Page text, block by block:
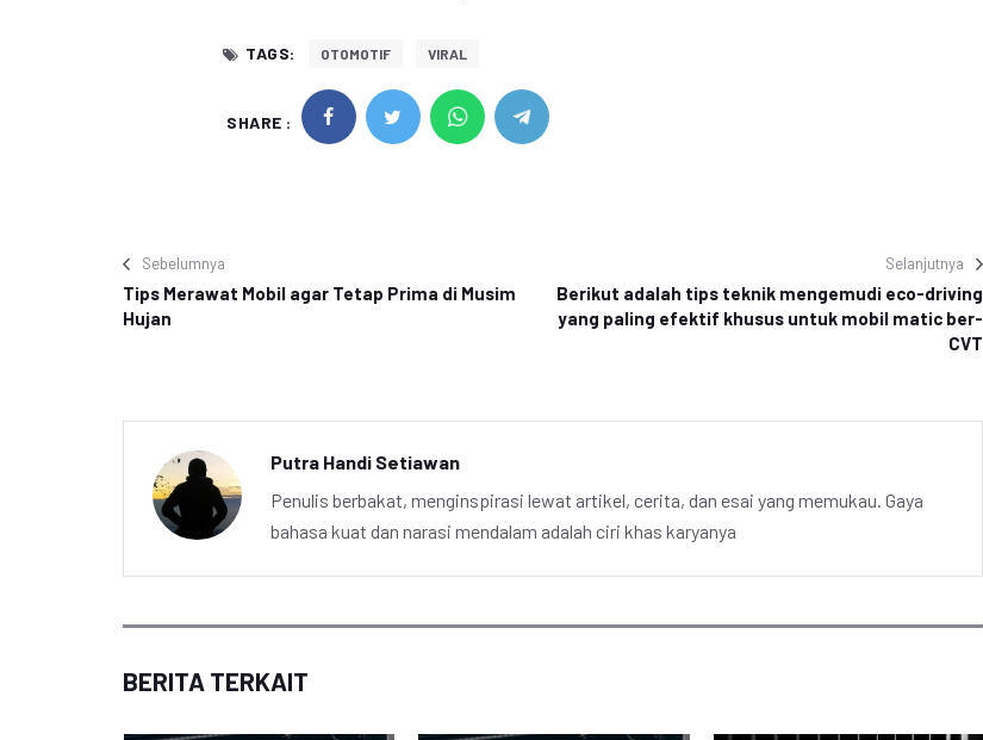
TAGS: OTOMOTIF VIRAL
SHARE :
Sebelumnya
Tips Merawat Mobil agar Tetap Prima di Musim
Hujan
Selanjutnya
Berikut adalah tips teknik mengemudi eco-driving
yang paling efektif khusus untuk mobil matic ber-
CVT
Putra Handi Setiawan
Penulis berbakat, menginspirasi lewat artikel, cerita, dan esai yang memukau. Gaya
bahasa kuat dan narasi mendalam adalah ciri khas karyanya
BERITA TERKAIT